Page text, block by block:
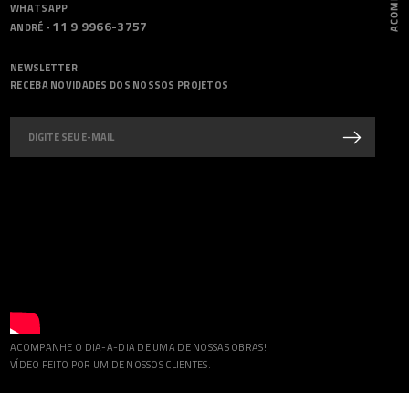
WHATSAPP
ANDRÉ - 11 9 9966-3757
NEWSLETTER
RECEBA NOVIDADES DOS NOSSOS PROJETOS
ACOMPANHE O DIA-A-DIA DE UMA DE NOSSAS OBRAS!
VÍDEO FEITO POR UM DE NOSSOS CLIENTES.